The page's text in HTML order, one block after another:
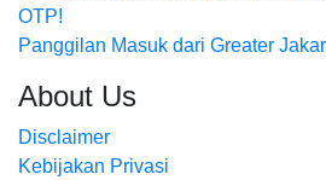
OTP!
Panggilan Masuk dari Greater
About Us
Disclaimer
Kebijakan Privasi